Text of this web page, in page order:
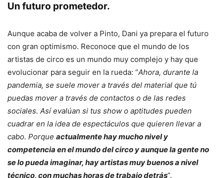
Un futuro prometedor.
Aunque acaba de volver a Pinto, Dani ya prepara el futuro
con gran optimismo. Reconoce que el mundo de los
artistas de circo es un mundo muy complejo y hay que
evolucionar para seguir en la rueda: “Ahora, durante la
pandemia, se suele mover a través del material que tú
puedas mover a través de contactos o de las redes
sociales. Así evalúan si tus show o aptitudes pueden
cuadrar en la idea de espectáculos que quieren llevar a
cabo. Porque actualmente hay mucho nivel y
competencia en el mundo del circo y aunque la gente no
se lo pueda imaginar, hay artistas muy buenos a nivel
técnico, con muchas horas de trabajo detrás”.